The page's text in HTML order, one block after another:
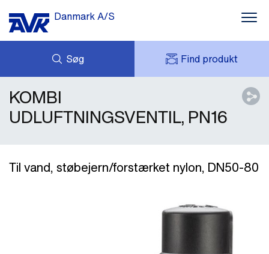
Danmark A/S
Søg Find produkt
NYHEDER
DOWNLOADS
OM OS
KONTAKT OS
AVK HOLDING (GROUP)
KOMBI
UDLUFTNINGSVENTIL, PN16
Til vand, støbejern/forstærket nylon, DN50-80